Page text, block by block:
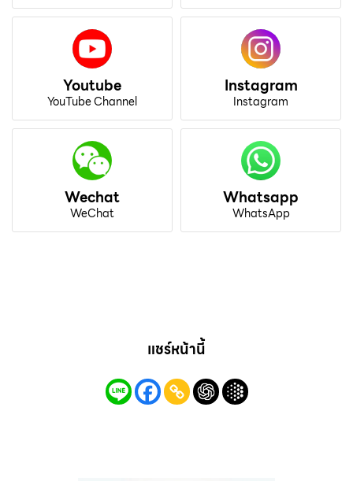
Youtube
YouTube Channel
Instagram
Instagram
Wechat
WeChat
Whatsapp
WhatsApp
แชร์หน้านี้